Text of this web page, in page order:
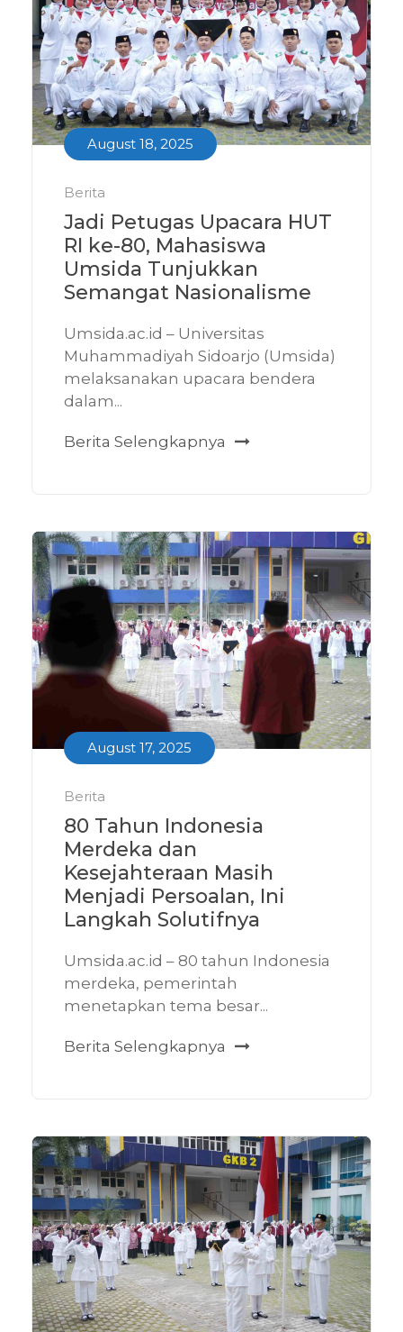
August 18, 2025
Berita
Jadi Petugas Upacara HUT
RI ke-80, Mahasiswa
Umsida Tunjukkan
Semangat Nasionalisme
Umsida.ac.id – Universitas
Muhammadiyah Sidoarjo (Umsida)
melaksanakan upacara bendera
dalam...
Berita Selengkapnya
August 17, 2025
Berita
80 Tahun Indonesia
Merdeka dan
Kesejahteraan Masih
Menjadi Persoalan, Ini
Langkah Solutifnya
Umsida.ac.id – 80 tahun Indonesia
merdeka, pemerintah
menetapkan tema besar...
Berita Selengkapnya